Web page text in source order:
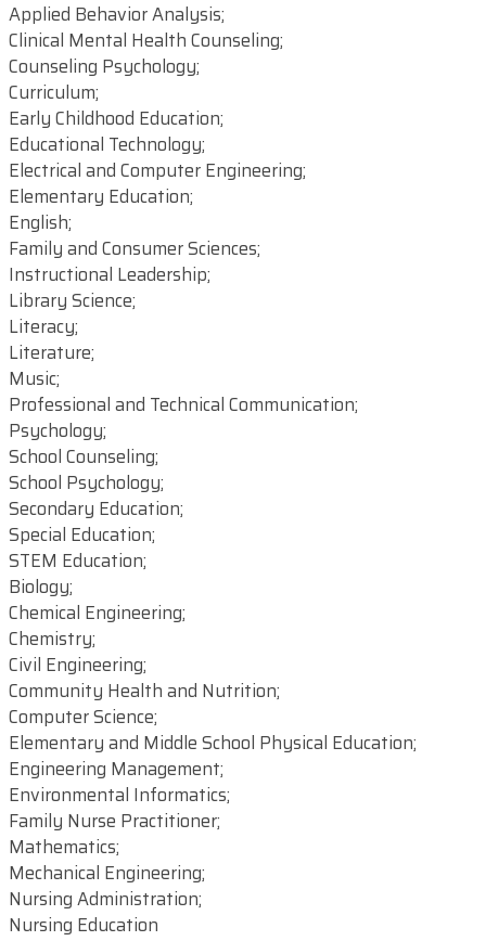
Applied Behavior Analysis;
Clinical Mental Health Counseling;
Counseling Psychology;
Curriculum;
Early Childhood Education;
Educational Technology;
Electrical and Computer Engineering;
Elementary Education;
English;
Family and Consumer Sciences;
Instructional Leadership;
Library Science;
Literacy;
Literature;
Music;
Professional and Technical Communication;
Psychology;
School Counseling;
School Psychology;
Secondary Education;
Special Education;
STEM Education;
Biology;
Chemical Engineering;
Chemistry;
Civil Engineering;
Community Health and Nutrition;
Computer Science;
Elementary and Middle School Physical Education;
Engineering Management;
Environmental Informatics;
Family Nurse Practitioner;
Mathematics;
Mechanical Engineering;
Nursing Administration;
Nursing Education